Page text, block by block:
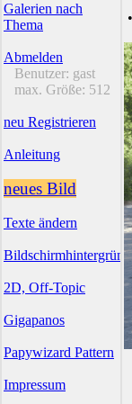
Galerien nach
Thema
Abmelden
Benutzer: gast
max. Größe: 512
neu Registrieren
Anleitung
neues Bild
Texte ändern
2D, Off-Topic
Gigapanos
Papywizard Pattern
Impressum
•